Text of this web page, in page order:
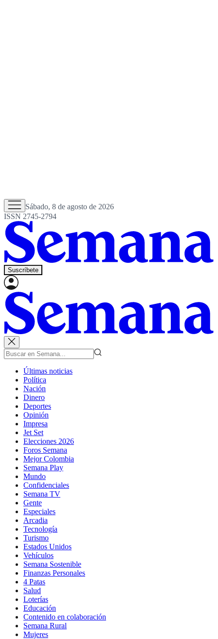
Sábado, 8 de agosto de 2026
ISSN 2745-2794
Suscríbete
Últimas noticias
Política
Nación
Dinero
Deportes
Opinión
Impresa
Jet Set
Elecciones 2026
Foros Semana
Mejor Colombia
Semana Play
Mundo
Confidenciales
Semana TV
Gente
Especiales
Arcadia
Tecnología
Turismo
Estados Unidos
Vehículos
Semana Sostenible
Finanzas Personales
4 Patas
Salud
Loterías
Educación
Contenido en colaboración
Semana Rural
Mujeres